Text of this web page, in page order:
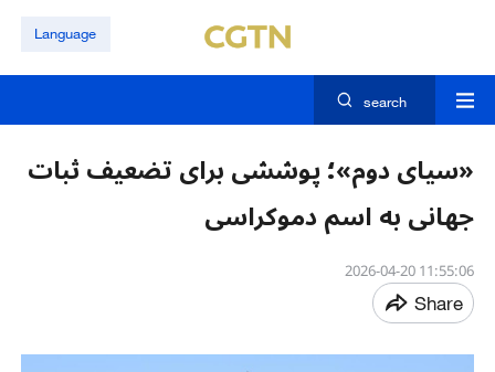
Language
search
«سیای دوم»؛ پوششی برای تضعیف ثبات
جهانی به اسم دموکراسی
11:55:06 2026-04-20
Share